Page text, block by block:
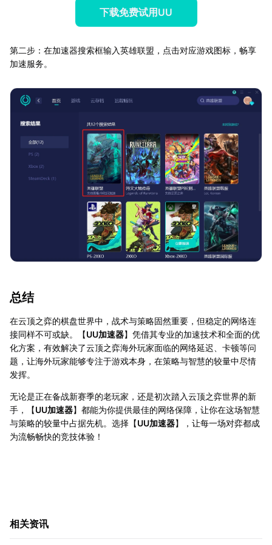
下载免费试用UU
第二步：在加速器搜索框输入英雄联盟，点击对应游戏图标，畅享
加速服务。
总结
在云顶之弈的棋盘世界中，战术与策略固然重要，但稳定的网络连
接同样不可或缺。【UU加速器】凭借其专业的加速技术和全面的优
化方案，有效解决了云顶之弈海外玩家面临的网络延迟、卡顿等问
题，让海外玩家能够专注于游戏本身，在策略与智慧的较量中尽情
发挥。
无论是正在备战新赛季的老玩家，还是初次踏入云顶之弈世界的新
手，【UU加速器】都能为你提供最佳的网络保障，让你在这场智慧
与策略的较量中占据先机。选择【UU加速器】，让每一场对弈都成
为流畅畅快的竞技体验！
相关资讯